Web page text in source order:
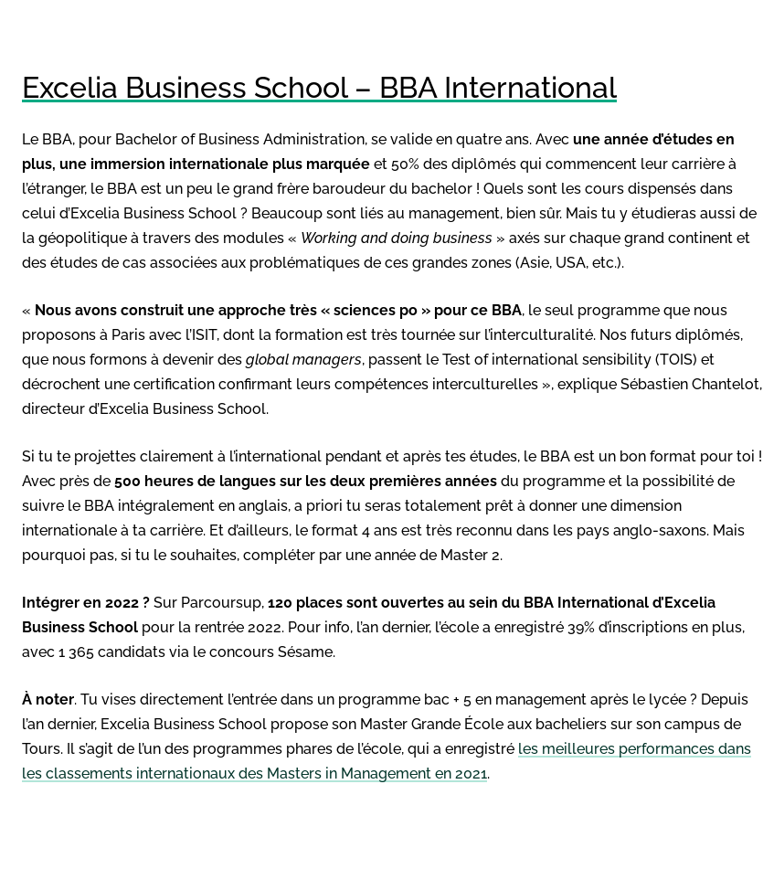
Excelia Business School – BBA International
Le BBA, pour Bachelor of Business Administration, se valide en quatre ans. Avec une année d’études en
plus, une immersion internationale plus marquée et 50% des diplômés qui commencent leur carrière à
l’étranger, le BBA est un peu le grand frère baroudeur du bachelor ! Quels sont les cours dispensés dans
celui d’Excelia Business School ? Beaucoup sont liés au management, bien sûr. Mais tu y étudieras aussi de
la géopolitique à travers des modules « Working and doing business » axés sur chaque grand continent et
des études de cas associées aux problématiques de ces grandes zones (Asie, USA, etc.).
« Nous avons construit une approche très « sciences po » pour ce BBA, le seul programme que nous
proposons à Paris avec l’ISIT, dont la formation est très tournée sur l’interculturalité. Nos futurs diplômés,
que nous formons à devenir des global managers, passent le Test of international sensibility (TOIS) et
décrochent une certification confirmant leurs compétences interculturelles », explique Sébastien Chantelot,
directeur d’Excelia Business School.
Si tu te projettes clairement à l’international pendant et après tes études, le BBA est un bon format pour toi !
Avec près de 500 heures de langues sur les deux premières années du programme et la possibilité de
suivre le BBA intégralement en anglais, a priori tu seras totalement prêt à donner une dimension
internationale à ta carrière. Et d’ailleurs, le format 4 ans est très reconnu dans les pays anglo-saxons. Mais
pourquoi pas, si tu le souhaites, compléter par une année de Master 2.
Intégrer en 2022 ? Sur Parcoursup, 120 places sont ouvertes au sein du BBA International d’Excelia
Business School pour la rentrée 2022. Pour info, l’an dernier, l’école a enregistré 39% d’inscriptions en plus,
avec 1 365 candidats via le concours Sésame.
À noter. Tu vises directement l’entrée dans un programme bac + 5 en management après le lycée ? Depuis
l’an dernier, Excelia Business School propose son Master Grande École aux bacheliers sur son campus de
Tours. Il s’agit de l’un des programmes phares de l’école, qui a enregistré les meilleures performances dans
les classements internationaux des Masters in Management en 2021.